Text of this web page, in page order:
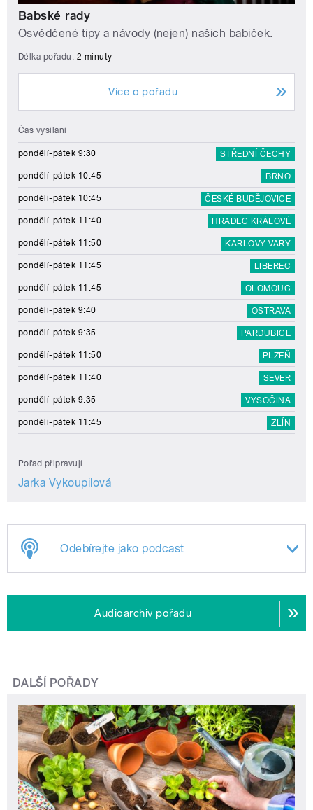
Babské rady
Osvědčené tipy a návody (nejen) našich babiček.
Délka pořadu: 2 minuty
Více o pořadu
Čas vysílání
pondělí-pátek 9:30 STŘEDNÍ ČECHY
pondělí-pátek 10:45 BRNO
pondělí-pátek 10:45 ČESKÉ BUDĚJOVICE
pondělí-pátek 11:40 HRADEC KRÁLOVÉ
pondělí-pátek 11:50 KARLOVY VARY
pondělí-pátek 11:45 LIBEREC
pondělí-pátek 11:45 OLOMOUC
pondělí-pátek 9:40 OSTRAVA
pondělí-pátek 9:35 PARDUBICE
pondělí-pátek 11:50 PLZEŇ
pondělí-pátek 11:40 SEVER
pondělí-pátek 9:35 VYSOČINA
pondělí-pátek 11:45 ZLÍN
Pořad připravují
Jarka Vykoupilová
Odebírejte jako podcast
Audioarchiv pořadu
DALŠÍ POŘADY